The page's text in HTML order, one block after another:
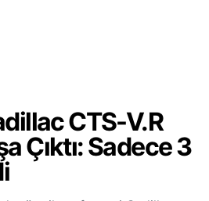
CTS-V.R
Çıktı: Sadece 3